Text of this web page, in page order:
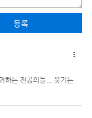
등록
하는 전공의들... 웃기는